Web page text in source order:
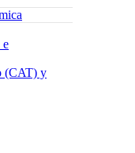
e
(CAT) y